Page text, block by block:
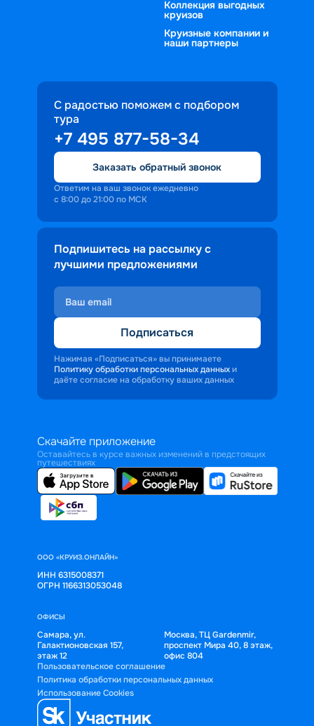
Коллекция выгодных
круизов
Круизные компании и
наши партнеры
С радостью поможем с подбором
тура
+7 495 877-58-34
Заказать обратный звонок
Ответим на ваш звонок ежедневно
с 8:00 до 21:00 по МСК
Подпишитесь на рассылку с
лучшими предложениями
Подписаться
Нажимая «Подписаться» вы принимаете
Политику обработки персональных данных и
даёте согласие на обработку ваших данных
Скачайте приложение
Оставайтесь в курсе важных изменений в предстоящих
путешествиях
ООО «КРУИЗ.ОНЛАЙН»
ИНН 6315008371
ОГРН 1166313053048
ОФИСЫ
Самара, ул.
Галактионовская 157,
этаж 12
Москва, ТЦ Gardenmir,
проспект Мира 40, 8 этаж,
офис 804
Пользовательское соглашение
Политика обработки персональных данных
Использование Cookies